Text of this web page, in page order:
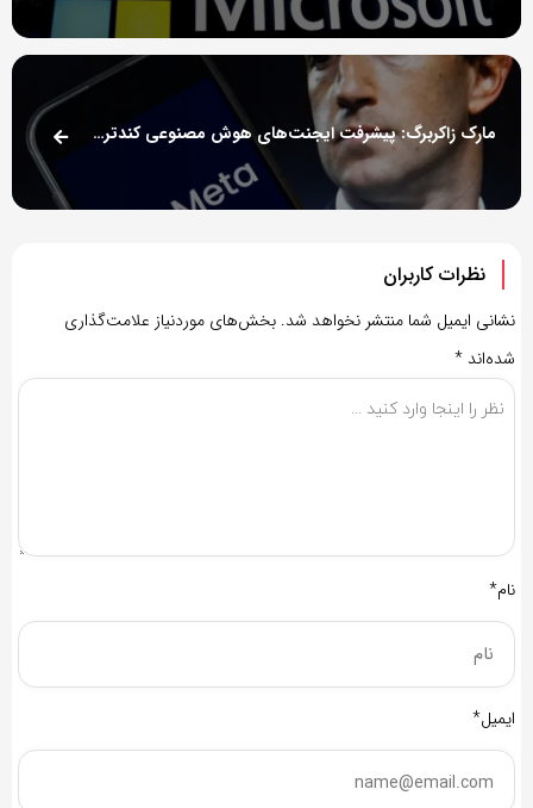
مارک زاکربرگ: پیشرفت ایجنت‌های هوش مصنوعی کندتر از انتظار بوده است
نظرات کاربران
نشانی ایمیل شما منتشر نخواهد شد. بخش‌های موردنیاز علامت‌گذاری
شده‌اند *
نام*
ایمیل*